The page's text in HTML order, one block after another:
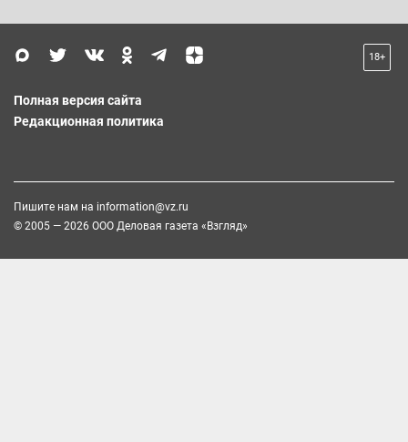
18+
Полная версия сайта
Редакционная политика
Пишите нам на information@vz.ru
© 2005 — 2026 ООО Деловая газета «Взгляд»